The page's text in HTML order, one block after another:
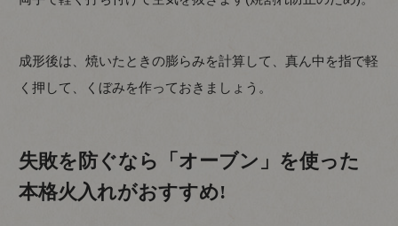
成形後は、焼いたときの膨らみを計算して、真ん中を指で軽
く押して、くぼみを作っておきましょう。
失敗を防ぐなら「オーブン」を使った
本格火入れがおすすめ!